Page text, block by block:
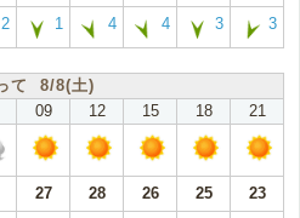
2 1 4 4 3 3
て 8/8(土)
09 12 15 18 21
27 28 26 25
23